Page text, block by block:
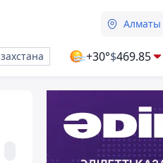
Алматы
+30°$469.85